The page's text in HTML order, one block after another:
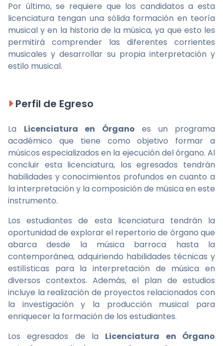
Por último, se requiere que los candidatos a esta
licenciatura tengan una sólida formación en teoría
musical y en la historia de la música, ya que esto les
permitirá comprender las diferentes corrientes
musicales y desarrollar su propia interpretación y
estilo musical.
Perfil de Egreso
La Licenciatura en Órgano es un programa
académico que tiene como objetivo formar a
músicos especializados en la ejecución del órgano. Al
concluir esta licenciatura, los egresados tendrán
habilidades y conocimientos profundos en cuanto a
la interpretación y la composición de música en este
instrumento.
Los estudiantes de esta licenciatura tendrán la
oportunidad de explorar el repertorio de órgano que
abarca desde la música barroca hasta la
contemporánea, adquiriendo habilidades técnicas y
estilísticas para la interpretación de música en
diversos contextos. Además, el plan de estudios
incluye la realización de proyectos relacionados con
la investigación y la producción musical para
enriquecer la formación de los estudiantes.
Los egresados de la Licenciatura en Órgano